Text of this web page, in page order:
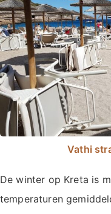
Vathi
De winter op Kreta is
temperaturen